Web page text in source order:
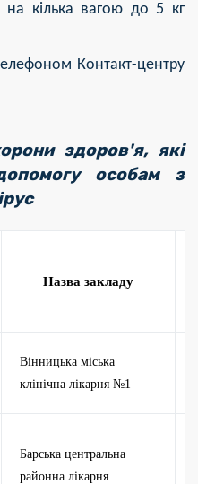
на кілька вагою до 5 кг
Контакт-центру
здоров'я, які
особам з
Назва закладу
Вінницька міська
клінічна лікарня №1
Барська центральна
районна лікарня